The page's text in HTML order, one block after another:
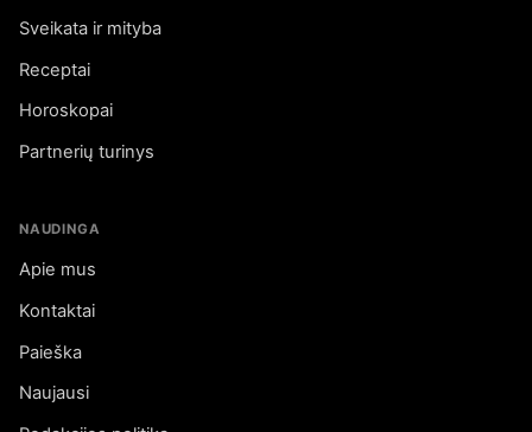
Sveikata ir mityba
Receptai
Horoskopai
Partnerių turinys
NAUDINGA
Apie mus
Kontaktai
Paieška
Naujausi